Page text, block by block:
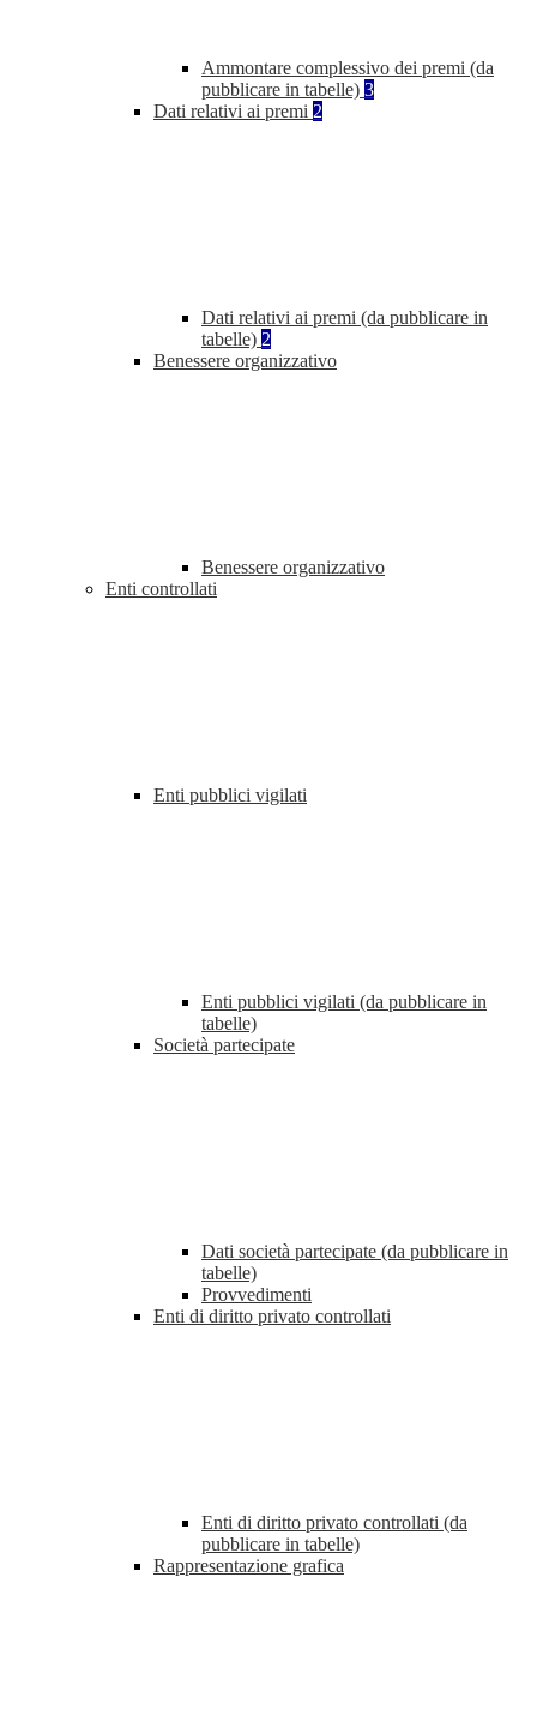
Ammontare complessivo dei premi (da
pubblicare in tabelle) 3
Dati relativi ai premi 2
Dati relativi ai premi (da pubblicare in
tabelle) 2
Benessere organizzativo
Benessere organizzativo
Enti controllati
Enti pubblici vigilati
Enti pubblici vigilati (da pubblicare in
tabelle)
Società partecipate
Dati società partecipate (da pubblicare in
tabelle)
Provvedimenti
Enti di diritto privato controllati
Enti di diritto privato controllati (da
pubblicare in tabelle)
Rappresentazione grafica